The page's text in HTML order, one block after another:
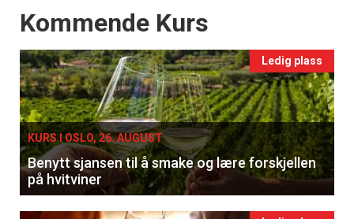
Events
Kommende Kurs
Ledig plass
KURS I OSLO, 26. AUGUST
Benytt sjansen til å smake og lære forskjellen
på hvitviner